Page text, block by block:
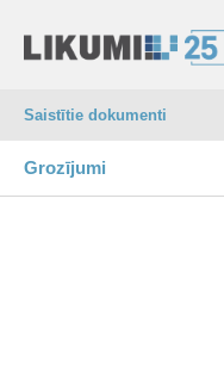
Saistītie dokumenti
Grozījumi